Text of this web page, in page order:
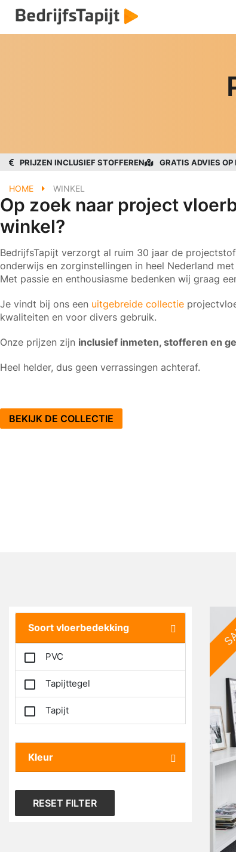
PRIJZEN INCLUSIEF STOFFEREN GRATIS ADVIES OP
HOME WINKEL
Op zoek naar project
winkel?
BedrijfsTapijt verzorgt al ruim 30 jaar de
onderwijs en zorginstellingen in heel Nederland
Met passie en enthousiasme bedenken wij graag
Je vindt bij ons een uitgebreide collectie
kwaliteiten en voor divers gebruik.
Onze prijzen zijn inclusief inmeten, stofferen en
Heel helder, dus geen verrassingen achteraf.
BEKIJK DE COLLECTIE
Soort vloerbedekking
PVC
Tapijttegel
Tapijt
Kleur
RESET FILTER